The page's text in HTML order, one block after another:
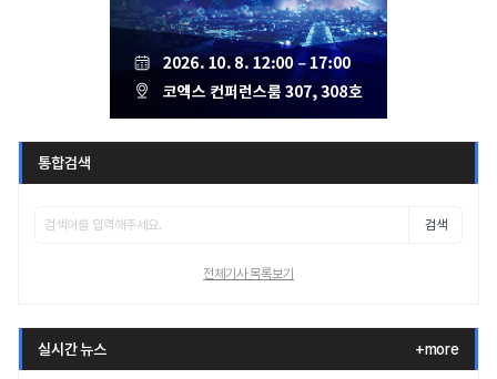
통합검색
검색
전체기사 목록보기
실시간 뉴스 +more